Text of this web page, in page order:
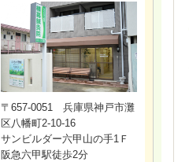
〒657-0051 兵庫県神戸市灘
区八幡町2-10-16
サンビルダー六甲山の手1Ｆ
阪急六甲駅徒歩2分